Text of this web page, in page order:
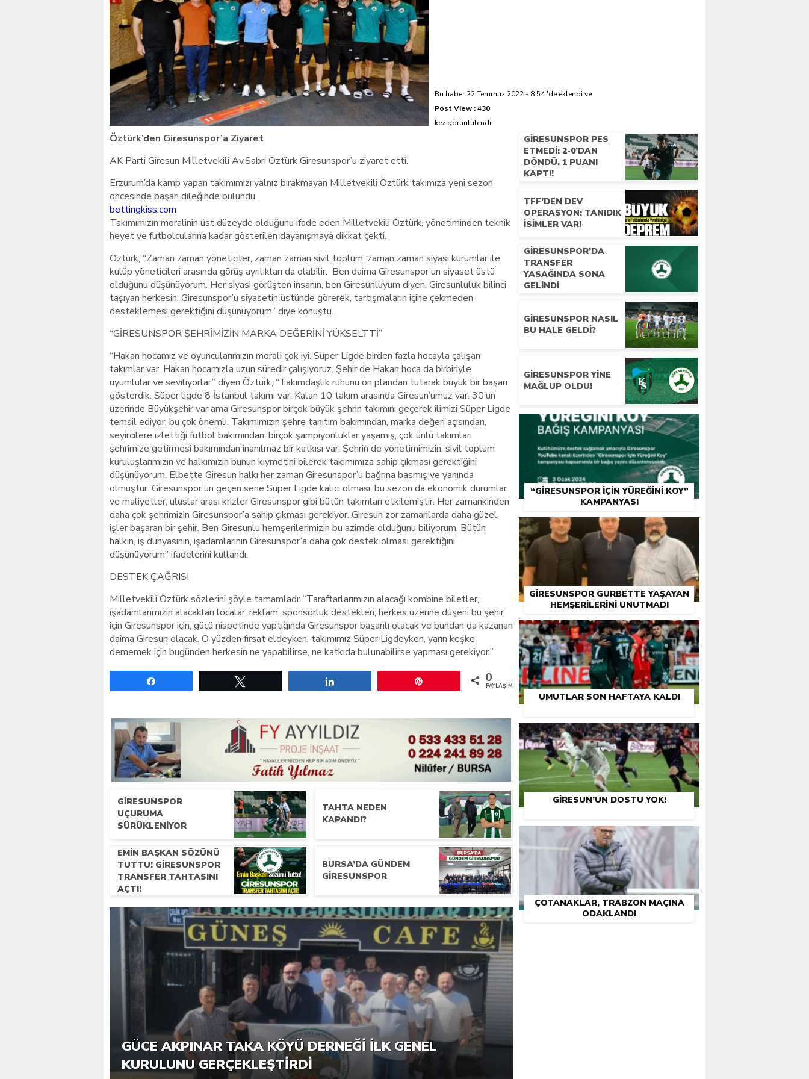
Giresunlu sürücü Orhangazi’de hayatını kaybetti
Bu haber 22 Temmuz 2022 - 8:54 'de eklendi ve
Post View :430
kez görüntülendi.
Öztürk’den Giresunspor’a Ziyaret
AK Parti Giresun Milletvekili Av.Sabri Öztürk Giresunspor’u ziyaret etti.
Erzurum’da kamp yapan takımımızı yalnız bırakmayan Milletvekili Öztürk takımıza yeni sezon
öncesinde başarı dileğinde bulundu.
bettingkiss.com
Takımımızın moralinin üst düzeyde olduğunu ifade eden Milletvekili Öztürk, yönetiminden teknik
heyet ve futbolcularına kadar gösterilen dayanışmaya dikkat çekti.
Öztürk; “Zaman zaman yöneticiler, zaman zaman sivil toplum, zaman zaman siyasi kurumlar ile
kulüp yöneticileri arasında görüş ayrılıkları da olabilir. Ben daima Giresunspor’un siyaset üstü
olduğunu düşünüyorum. Her siyasi görüşten insanın, ben Giresunluyum diyen, Giresunluluk bilinci
taşıyan herkesin, Giresunspor’u siyasetin üstünde görerek, tartışmaların içine çekmeden
desteklemesi gerektiğini düşünüyorum” diye konuştu.
“GİRESUNSPOR ŞEHRİMİZİN MARKA DEĞERİNİ YÜKSELTTİ”
“Hakan hocamız ve oyuncularımızın morali çok iyi. Süper Ligde birden fazla hocayla çalışan
takımlar var. Hakan hocamızla uzun süredir çalışıyoruz. Şehir de Hakan hoca da birbiriyle
uyumlular ve seviliyorlar” diyen Öztürk; “Takımdaşlık ruhunu ön plandan tutarak büyük bir başarı
gösterdik. Süper ligde 8 İstanbul takımı var. Kalan 10 takım arasında Giresun’umuz var. 30’un
üzerinde Büyükşehir var ama Giresunspor birçok büyük şehrin takımını geçerek ilimizi Süper Ligde
temsil ediyor, bu çok önemli. Takımımızın şehre tanıtım bakımından, marka değeri açısından,
seyircilere izlettiği futbol bakımından, birçok şampiyonluklar yaşamış, çok ünlü takımları
şehrimize getirmesi bakımından inanılmaz bir katkısı var. Şehrin de yönetimimizin, sivil toplum
kuruluşlarımızın ve halkımızın bunun kıymetini bilerek takımımıza sahip çıkması gerektiğini
düşünüyorum. Elbette Giresun halkı her zaman Giresunspor’u bağrına basmış ve yanında
olmuştur. Giresunspor’un geçen sene Süper Ligde kalıcı olması, bu sezon da ekonomik durumlar
ve maliyetler, uluslar arası krizler Giresunspor gibi bütün takımları etkilemiştir. Her zamankinden
daha çok şehrimizin Giresunspor’a sahip çıkması gerekiyor. Giresun zor zamanlarda daha güzel
işler başaran bir şehir. Ben Giresunlu hemşerilerimizin bu azimde olduğunu biliyorum. Bütün
halkın, iş dünyasının, işadamlarının Giresunspor’a daha çok destek olması gerektiğini
düşünüyorum” ifadelerini kullandı.
DESTEK ÇAĞRISI
Milletvekili Öztürk sözlerini şöyle tamamladı: “Taraftarlarımızın alacağı kombine biletler,
işadamlarımızın alacakları localar, reklam, sponsorluk destekleri, herkes üzerine düşeni bu şehir
için Giresunspor için, gücü nispetinde yaptığında Giresunspor başarılı olacak ve bundan da kazanan
daima Giresun olacak. O yüzden fırsat eldeyken, takımımız Süper Ligdeyken, yarın keşke
dememek için bugünden herkesin ne yapabilirse, ne katkıda bulunabilirse yapması gerekiyor.”
0
PAYLAŞIMLAR
GIRESUNSPOR
UÇURUMA
SÜRÜKLENIYOR
TAHTA NEDEN
KAPANDI?
EMIN BAŞKAN SÖZÜNÜ
TUTTU! GIRESUNSPOR
TRANSFER TAHTASINI
AÇTI!
BURSA’DA GÜNDEM
GIRESUNSPOR
6. GÜCE TEKKEKÖY DERNEĞI PIKNIK ŞÖLENI YOĞUN
KATILIMLA GERÇEKLEŞTI
GÜCE AKPINAR TAKA KÖYÜ DERNEĞI İLK GENEL
KURULUNU GERÇEKLEŞTIRDI
GIRESUNSPOR PES
ETMEDI: 2-0’DAN
DÖNDÜ, 1 PUANI
KAPTI!
TFF’DEN DEV
OPERASYON: TANIDIK
İSIMLER VAR!
GIRESUNSPOR’DA
TRANSFER
YASAĞINDA SONA
GELINDI
GIRESUNSPOR NASIL
BU HALE GELDI?
GIRESUNSPOR YINE
MAĞLUP OLDU!
“GIRESUNSPOR İÇIN YÜREĞINI KOY”
KAMPANYASI
GIRESUNSPOR GURBETTE YAŞAYAN
HEMŞERILERINI UNUTMADI
UMUTLAR SON HAFTAYA KALDI
GIRESUN’UN DOSTU YOK!
ÇOTANAKLAR, TRABZON MAÇINA
ODAKLANDI